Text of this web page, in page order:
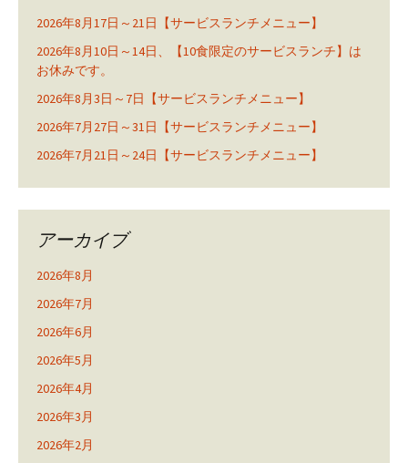
2026年8月17日～21日【サービスランチメニュー】
2026年8月10日～14日、【10食限定のサービスランチ】は
お休みです。
2026年8月3日～7日【サービスランチメニュー】
2026年7月27日～31日【サービスランチメニュー】
2026年7月21日～24日【サービスランチメニュー】
アーカイブ
2026年8月
2026年7月
2026年6月
2026年5月
2026年4月
2026年3月
2026年2月